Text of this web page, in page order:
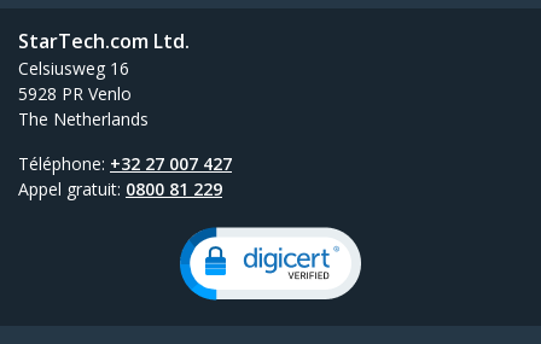
StarTech.com Ltd.
Celsiusweg 16
5928 PR Venlo
The Netherlands
Téléphone: +32 27 007 427
Appel gratuit: 0800 81 229